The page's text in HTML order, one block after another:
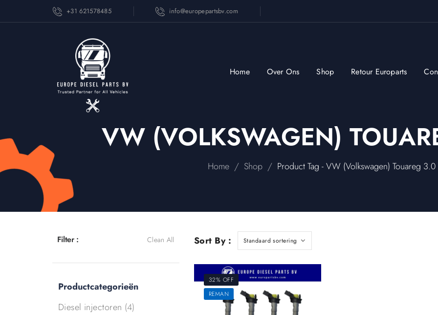
+31 621578485 info@europepartsbv.com
Home Over Ons Shop Retour Europarts
VW (VOLKSWAGEN)
Home / Shop / Product Tag - VW (Volkswagen) Touareg 3.0
Filter : Clean All
Productcategorieën
Diesel injectoren (4)
Sort By :
32% OFF
REMAN